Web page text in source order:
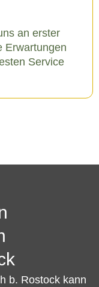
an erster
Erwartungen
Service
b. Rostock kann